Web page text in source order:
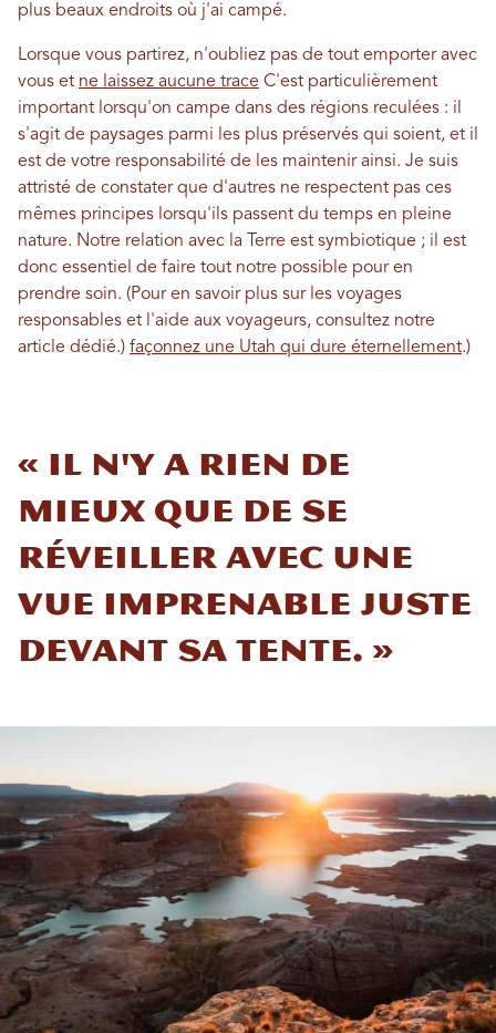
plus beaux endroits où j'ai campé.
Lorsque vous partirez, n'oubliez pas de tout emporter avec
vous et ne laissez aucune trace C'est particulièrement
important lorsqu'on campe dans des régions reculées : il
s'agit de paysages parmi les plus préservés qui soient, et il
est de votre responsabilité de les maintenir ainsi. Je suis
attristé de constater que d'autres ne respectent pas ces
mêmes principes lorsqu'ils passent du temps en pleine
nature. Notre relation avec la Terre est symbiotique ; il est
donc essentiel de faire tout notre possible pour en
prendre soin. (Pour en savoir plus sur les voyages
responsables et l'aide aux voyageurs, consultez notre
article dédié.) façonnez une Utah qui dure éternellement.)
« Il n'y a rien de
mieux que de se
réveiller avec une
vue imprenable juste
devant sa tente. »